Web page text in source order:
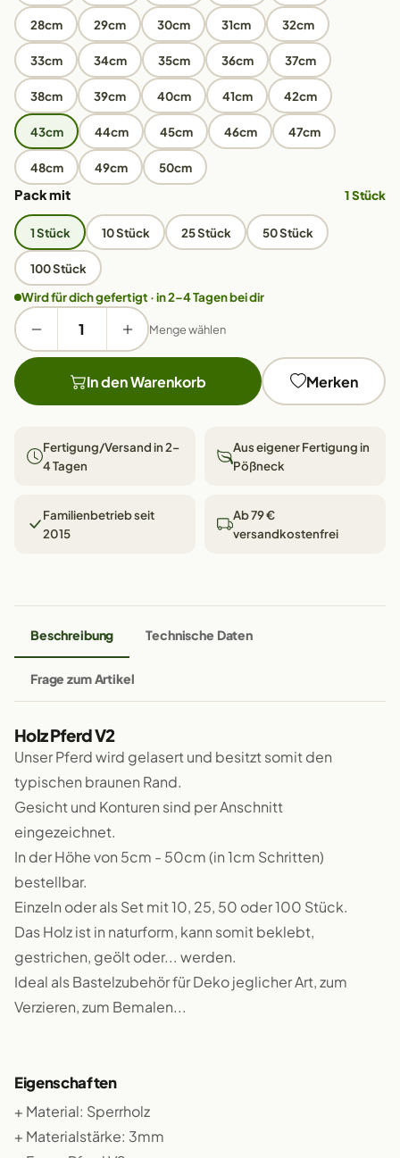
28cm 29cm 30cm 31cm 32cm
33cm 34cm 35cm 36cm 37cm
38cm 39cm 40cm 41cm 42cm
43cm 44cm 45cm 46cm 47cm
48cm 49cm 50cm
Pack mit 1 Stück
1 Stück 10 Stück 25 Stück 50 Stück
100 Stück
Wird für dich gefertigt · in 2–4 Tagen bei dir
Menge wählen
In den Warenkorb Merken
Fertigung/Versand in 2–
4 Tagen
Aus eigener Fertigung in
Pößneck
Familienbetrieb seit
2015
Ab 79 €
versandkostenfrei
Beschreibung Technische Daten
Frage zum Artikel
Holz Pferd V2
Unser Pferd wird gelasert und besitzt somit den
typischen braunen Rand.
Gesicht und Konturen sind per Anschnitt
eingezeichnet.
In der Höhe von 5cm - 50cm (in 1cm Schritten)
bestellbar.
Einzeln oder als Set mit 10, 25, 50 oder 100 Stück.
Das Holz ist in naturform, kann somit beklebt,
gestrichen, geölt oder... werden.
Ideal als Bastelzubehör für Deko jeglicher Art, zum
Verzieren, zum Bemalen...
Eigenschaften
+ Material: Sperrholz
+ Materialstärke: 3mm